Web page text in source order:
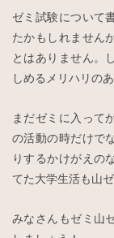
ゼミ試験について
たかもしれません
とはありません。
しめるメリハリの
まだゼミに入って
の活動の時だけで
りするかけがえの
てた大学生活も山
みなさんもゼミ山